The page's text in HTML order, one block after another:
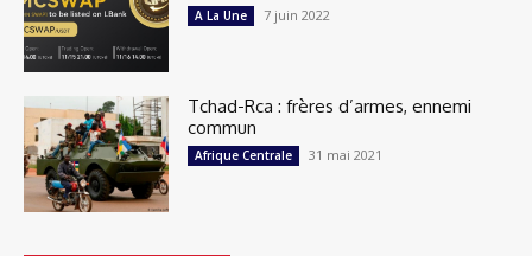
A La Une 7 juin 2022
Tchad-Rca : frères d’armes, ennemi
commun
Afrique Centrale 31 mai 2021